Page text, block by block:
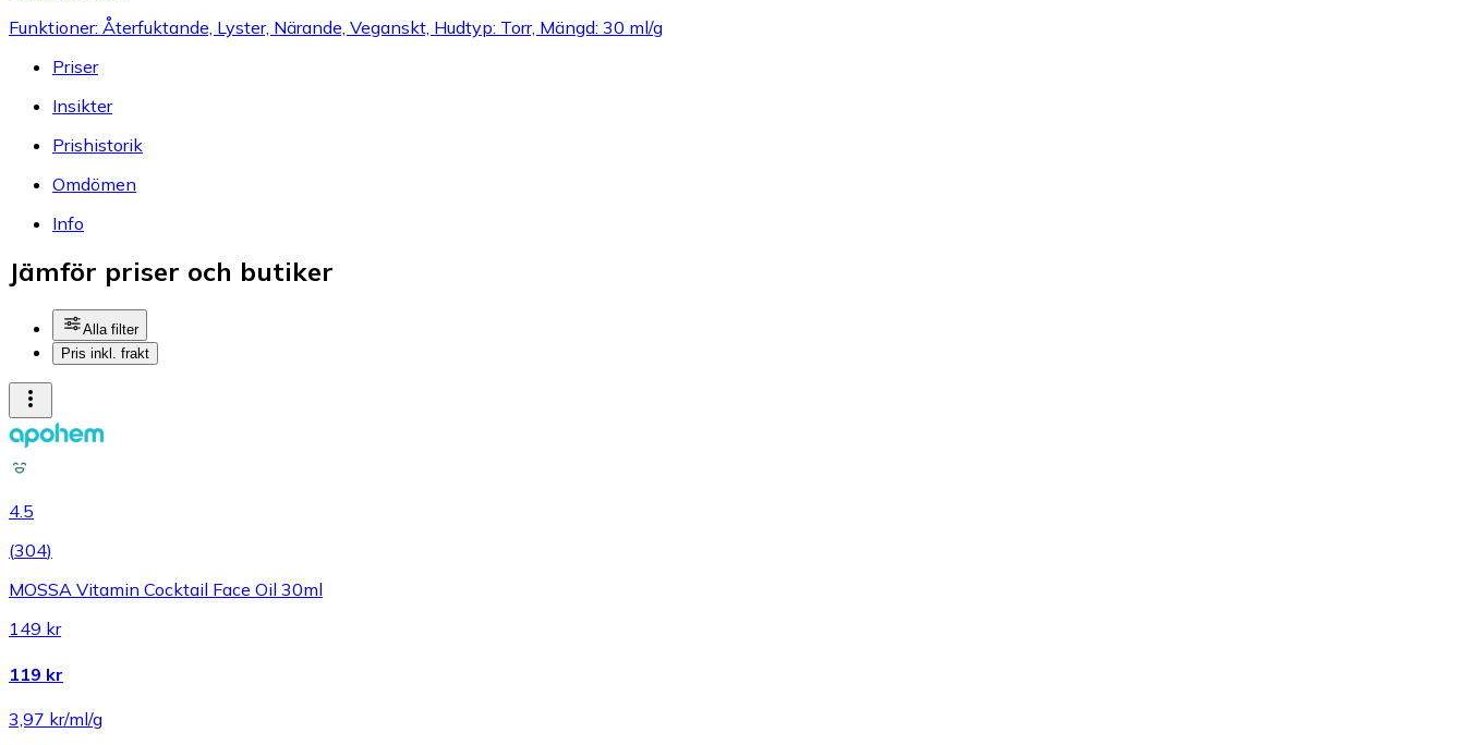
Funktioner: Återfuktande, Lyster, Närande, Veganskt, Hudtyp: Torr, Mängd: 30 ml/g
Priser
Insikter
Prishistorik
Omdömen
Info
Jämför priser och butiker
Alla filter
Pris inkl. frakt
4.5
(304)
MOSSA Vitamin Cocktail Face Oil 30ml
149 kr
119 kr
3,97 kr/ml/g